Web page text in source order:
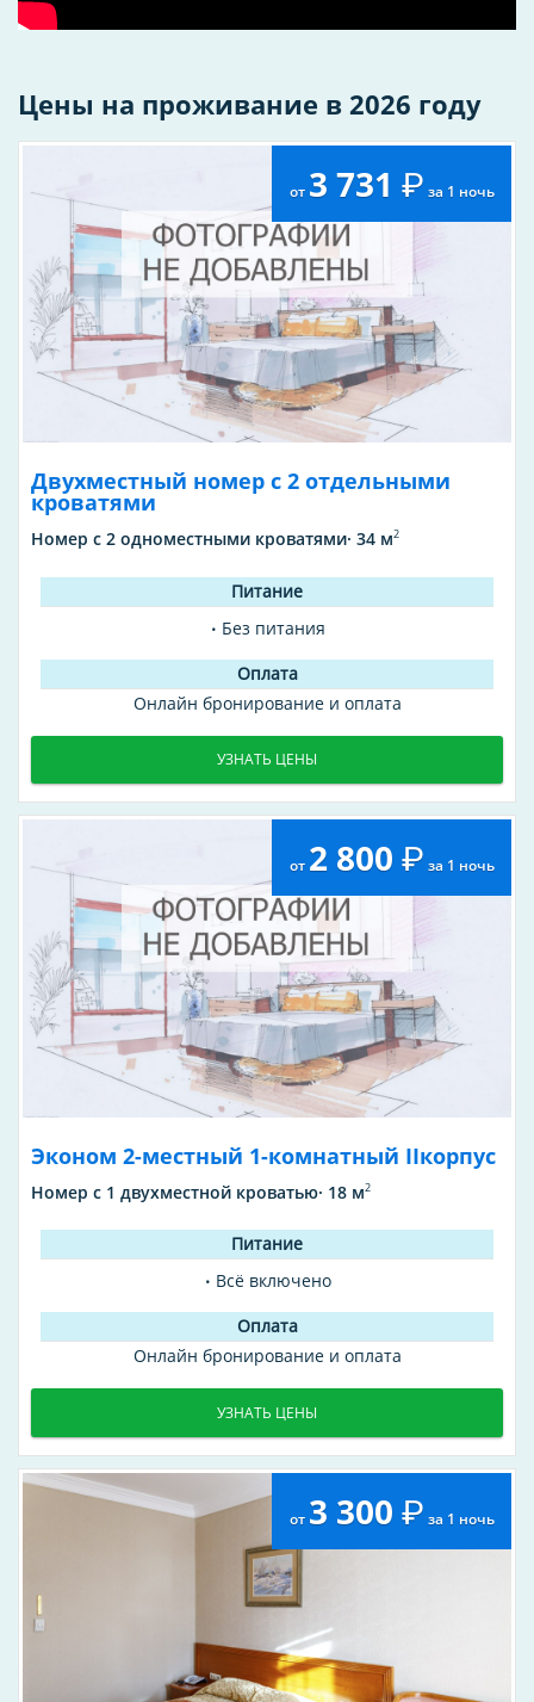
Цены на проживание в 2026 году
от 3 731 за 1 ночь
Двухместный номер с 2 отдельными
кроватями
Номер с 2 одноместными кроватями· 34 м2
Без питания
Онлайн бронирование и оплата
УЗНАТЬ ЦЕНЫ
от 2 800 за 1 ночь
Эконом 2-местный 1-комнатный IIкорпус
Номер с 1 двухместной кроватью· 18 м2
Всё включено
Онлайн бронирование и оплата
УЗНАТЬ ЦЕНЫ
от 3 300 за 1 ночь